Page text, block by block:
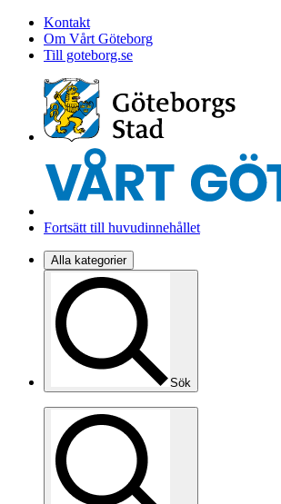
Kontakt
Om Vårt Göteborg
Till goteborg.se
Fortsätt till huvudinnehållet
Alla kategorier
Sök